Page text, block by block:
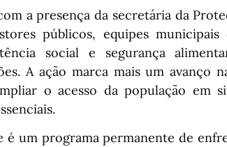
a presença da secretária da
públicos, equipes
social e segurança
A ação marca mais um avanço
o acesso da população em
é um programa permanente de